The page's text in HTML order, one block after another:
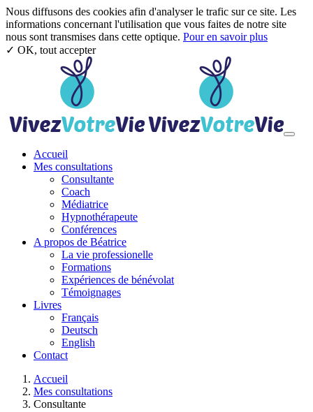
Nous diffusons des cookies afin d'analyser le trafic sur ce site. Les
informations concernant l'utilisation que vous faites de notre site
nous sont transmises dans cette optique. Pour en savoir plus
✓ OK, tout accepter
Aller au contenu principal
Accueil
Mes consultations
Consultante
Coach
Médiatrice
Hypnothérapeute
Conférences
A propos de Béatrice
La vie professionelle
Formations
Expériences de bénévolat
Témoignages
Livres
Français
Deutsch
English
Contact
You are here:
Accueil
Mes consultations
Consultante